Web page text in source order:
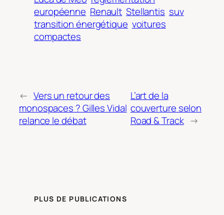
européenne Renault Stellantis suv
transition énergétique voitures
compactes
← Vers un retour des
monospaces ? Gilles Vidal
relance le débat
L’art de la
couverture selon
Road & Track →
PLUS DE PUBLICATIONS